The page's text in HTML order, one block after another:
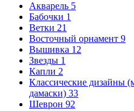
Акварель 5
Бабочки 1
Ветки 21
Восточный орнамент 9
Вышивка 12
Звезды 1
Капли 2
Классические дизайны
дамаски) 33
Шеврон 92